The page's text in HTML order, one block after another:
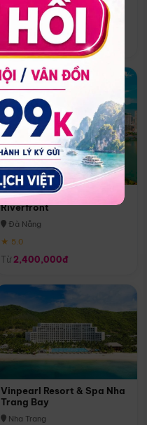
Quoc
Phú Quốc
★ 5.0
Melia Vinpearl Danang
Riverfront
Đà Nẵng
★ 5.0
Từ 2,400,000đ
Vinpearl Resort & Spa Nha
Trang Bay
Nha Trang